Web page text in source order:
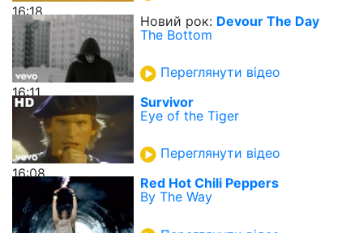
16:18
16:11
Новий рок: Devour The Day
The Bottom
Переглянути відео
16:08
Survivor
Eye of the Tiger
Переглянути відео
Red Hot Chili Peppers
By The Way